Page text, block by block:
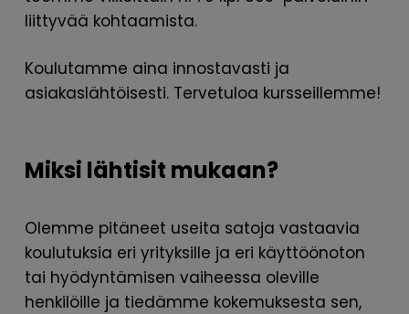
liittyvää kohtaamista.
Koulutamme aina innostavasti ja
asiakaslähtöisesti. Tervetuloa kursseillemme!
Miksi lähtisit mukaan?
Olemme pitäneet useita satoja vastaavia
koulutuksia eri yrityksille ja eri käyttöönoton
tai hyödyntämisen vaiheessa oleville
henkilöille ja tiedämme kokemuksesta sen,